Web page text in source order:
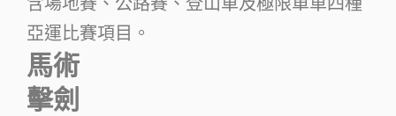
亞運比賽項目。
馬術
擊劍